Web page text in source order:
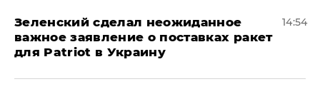
Зеленский сделал неожиданное
важное заявление о поставках ракет
для Patriot в Украину
14:54